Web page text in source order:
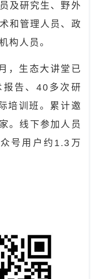
及研究生、野外
和管理人员、政
构人员。
，生态大讲堂已
告、 40 多次研
培训班。累计邀
。线下参加人员
号用户约 1.3 万